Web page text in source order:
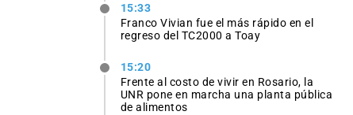
15:33
Franco Vivian fue el más rápido en el
regreso del TC2000 a Toay
15:20
Frente al costo de vivir en Rosario, la
UNR pone en marcha una planta pública
de alimentos